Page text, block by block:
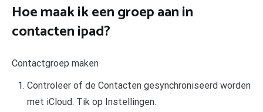
Hoe maak ik een groep aan in
contacten ipad?
Contactgroep maken
Controleer of de Contacten gesynchroniseerd worden
met iCloud. Tik op Instellingen.